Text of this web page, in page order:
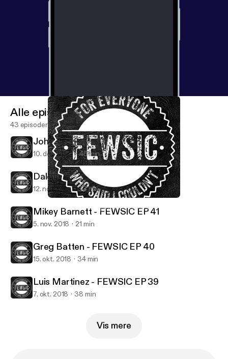
FEWSIC - For Everyone Who Said I Couldn't
Alle episoder
43 episoder
Johnathan Billy - FEWSIC EP 43
10. dec. 2018 45 min
Dale Witwer - FEWSIC EP 42
12. nov. 2018 33 min
Mikey Barnett - FEWSIC EP 41
5. nov. 2018 21 min
Greg Batten - FEWSIC EP 40
15. okt. 2018 34 min
Luis Martinez - FEWSIC EP 39
7. okt. 2018 38 min
Vis mere